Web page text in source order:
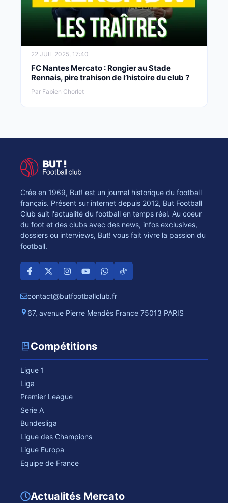
22 JUIL 2025, 17:40
FC Nantes Mercato : Rongier au Stade
Rennais, pire trahison de l’histoire du club ?
Par Fabien Chorlet
Crée en 1969, But! est un journal historique du football
français. Présent sur internet depuis 2012, But Football
Club suit l'actualité du football en temps réel. Au coeur
du foot et des clubs avec des news, infos exclusives,
dossiers ou interviews, But! vous fait vivre la passion du
football.
contact@butfootballclub.fr
67, avenue Pierre Mendès France 75013 PARIS
Compétitions
Ligue 1
Liga
Premier League
Serie A
Bundesliga
Ligue des Champions
Ligue Europa
Equipe de France
Actualités Mercato